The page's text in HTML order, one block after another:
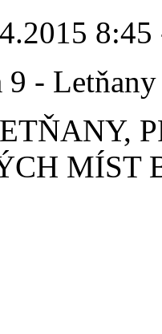
8:45
9 - Letňany
MÍST